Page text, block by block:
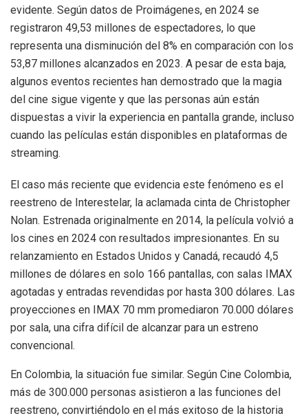
evidente. Según datos de Proimágenes, en 2024 se
registraron 49,53 millones de espectadores, lo que
representa una disminución del 8% en comparación con los
53,87 millones alcanzados en 2023. A pesar de esta baja,
algunos eventos recientes han demostrado que la magia
del cine sigue vigente y que las personas aún están
dispuestas a vivir la experiencia en pantalla grande, incluso
cuando las películas están disponibles en plataformas de
streaming.
El caso más reciente que evidencia este fenómeno es el
reestreno de Interestelar, la aclamada cinta de Christopher
Nolan. Estrenada originalmente en 2014, la película volvió a
los cines en 2024 con resultados impresionantes. En su
relanzamiento en Estados Unidos y Canadá, recaudó 4,5
millones de dólares en solo 166 pantallas, con salas IMAX
agotadas y entradas revendidas por hasta 300 dólares. Las
proyecciones en IMAX 70 mm promediaron 70.000 dólares
por sala, una cifra difícil de alcanzar para un estreno
convencional.
En Colombia, la situación fue similar. Según Cine Colombia,
más de 300.000 personas asistieron a las funciones del
reestreno, convirtiéndolo en el más exitoso de la historia